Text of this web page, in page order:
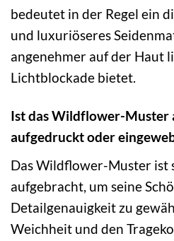
bedeutet in der Regel ein
und luxuriöseres
angenehmer auf der Haut
Lichtblockade bietet.
Ist das Wildflower-Muster
aufgedruckt oder
Das Wildflower-Muster ist
aufgebracht, um seine
Detailgenauigkeit zu
Weichheit und den